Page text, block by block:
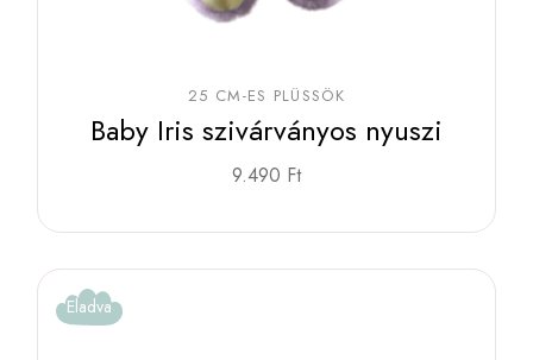
25 CM-ES PLÜSSÖK
Baby Iris szivárványos nyuszi
9.490 Ft
Eladva